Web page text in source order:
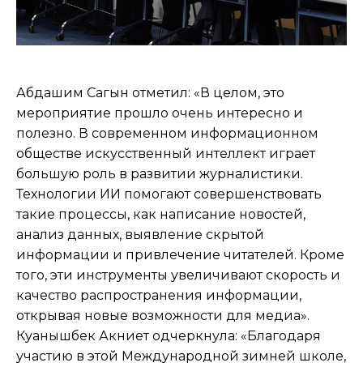
Абдашим Сагын отметил: «В целом, это
мероприятие прошло очень интересно и
полезно. В современном информационном
обществе искусственный интеллект играет
большую роль в развитии журналистики.
Технологии ИИ помогают совершенствовать
такие процессы, как написание новостей,
анализ данных, выявление скрытой
информации и привлечение читателей. Кроме
того, эти инструменты увеличивают скорость и
качество распространения информации,
открывая новые возможности для медиа».
Куанышбек Акниет одчеркнула: «Благодаря
участию в этой Международной зимней школе,